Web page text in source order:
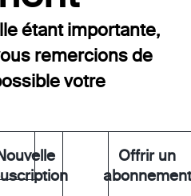
étant importante,
remercions de
votre
Offrir un
abonnement